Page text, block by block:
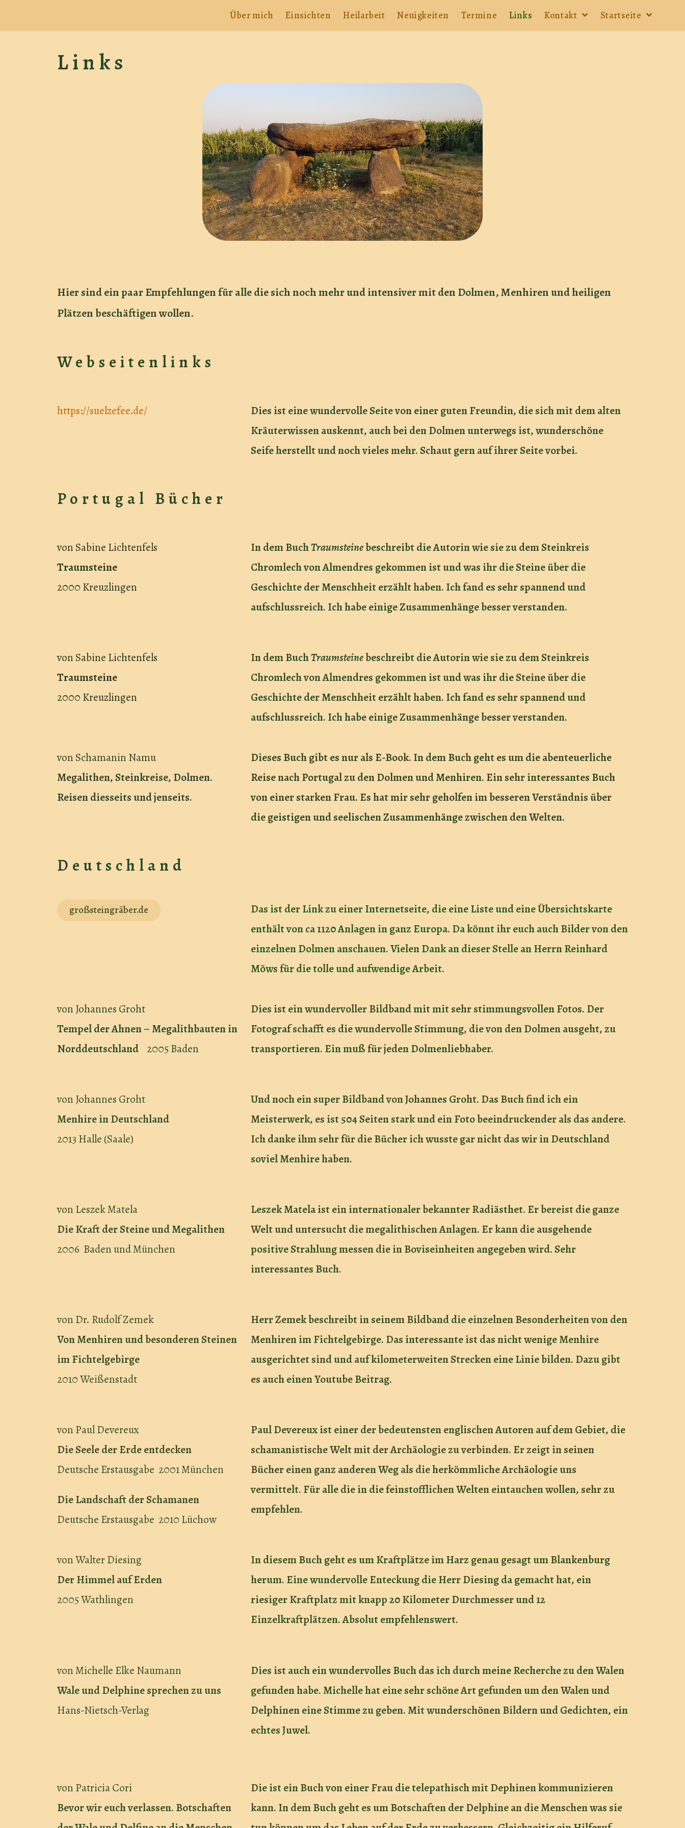
Über mich Einsichten Heilarbeit Neuigkeiten Termine Links Kontakt Startseite
Links
Hier sind ein paar Empfehlungen für alle die sich noch mehr und intensiver mit den Dolmen, Menhiren und heiligen
Plätzen beschäftigen wollen.
Webseitenlinks
https://suelzefee.de/
Dies ist eine wundervolle Seite von einer guten Freundin, die sich mit dem alten
Kräuterwissen auskennt, auch bei den Dolmen unterwegs ist, wunderschöne
Seife herstellt und noch vieles mehr. Schaut gern auf ihrer Seite vorbei.
Portugal Bücher
von Sabine Lichtenfels
Traumsteine
2000 Kreuzlingen
In dem BuchTraumsteinebeschreibt die Autorin wie sie zu dem Steinkreis
Chromlech von Almendres gekommen ist und was ihr die Steine über die
Geschichte der Menschheit erzählt haben. Ich fand es sehr spannend und
aufschlussreich. Ich habe einige Zusammenhänge besser verstanden.
von Sabine Lichtenfels
Traumsteine
2000 Kreuzlingen
In dem BuchTraumsteinebeschreibt die Autorin wie sie zu dem Steinkreis
Chromlech von Almendres gekommen ist und was ihr die Steine über die
Geschichte der Menschheit erzählt haben. Ich fand es sehr spannend und
aufschlussreich. Ich habe einige Zusammenhänge besser verstanden.
von Schamanin Namu
Megalithen, Steinkreise, Dolmen.
Reisen diesseits und jenseits.
Dieses Buch gibt es nur als E-Book. In dem Buch geht es um die abenteuerliche
Reise nach Portugal zu den Dolmen und Menhiren. Ein sehr interessantes Buch
von einer starken Frau. Es hat mir sehr geholfen im besseren Verständnis über
die geistigen und seelischen Zusammenhänge zwischen den Welten.
Deutschland
großsteingräber.de
Das ist der Link zu einer Internetseite, die eine Liste und eine Übersichtskarte
enthält von ca 1120 Anlagen in ganz Europa. Da könnt ihr euch auch Bilder von den
einzelnen Dolmen anschauen. Vielen Dank an dieser Stelle an Herrn Reinhard
Möws für die tolle und aufwendige Arbeit.
von Johannes Groht
Tempel der Ahnen – Megalithbauten in
Norddeutschland 2005 Baden
Dies ist ein wundervoller Bildband mit mit sehr stimmungsvollen Fotos. Der
Fotograf schafft es die wundervolle Stimmung, die von den Dolmen ausgeht, zu
transportieren. Ein muß für jeden Dolmenliebhaber.
von Johannes Groht
Menhire in Deutschland
2013 Halle (Saale)
Und noch ein super Bildband von Johannes Groht. Das Buch find ich ein
Meisterwerk, es ist 504 Seiten stark und ein Foto beeindruckender als das andere.
Ich danke ihm sehr für die Bücher ich wusste gar nicht das wir in Deutschland
soviel Menhire haben.
von Leszek Matela
Die Kraft der Steine und Megalithen
2006 Baden und München
Leszek Matela ist ein internationaler bekannter Radiästhet. Er bereist die ganze
Welt und untersucht die megalithischen Anlagen. Er kann die ausgehende
positive Strahlung messen die in Boviseinheiten angegeben wird. Sehr
interessantes Buch.
von Dr. Rudolf Zemek
Von Menhiren und besonderen Steinen
im Fichtelgebirge
2010 Weißenstadt
Herr Zemek beschreibt in seinem Bildband die einzelnen Besonderheiten von den
Menhiren im Fichtelgebirge. Das interessante ist das nicht wenige Menhire
ausgerichtet sind und auf kilometerweiten Strecken eine Linie bilden. Dazu gibt
es auch einen Youtube Beitrag.
von Paul Devereux
Die Seele der Erde entdecken
Deutsche Erstausgabe 2001 München
Die Landschaft der Schamanen
Deutsche Erstausgabe 2010 Lüchow
Paul Devereux ist einer der bedeutensten englischen Autoren auf dem Gebiet, die
schamanistische Welt mit der Archäologie zu verbinden. Er zeigt in seinen
Bücher einen ganz anderen Weg als die herkömmliche Archäologie uns
vermittelt. Für alle die in die feinstofflichen Welten eintauchen wollen, sehr zu
empfehlen.
von Walter Diesing
Der Himmel auf Erden
2005 Wathlingen
In diesem Buch geht es um Kraftplätze im Harz genau gesagt um Blankenburg
herum. Eine wundervolle Enteckung die Herr Diesing da gemacht hat, ein
riesiger Kraftplatz mit knapp 20 Kilometer Durchmesser und 12
Einzelkraftplätzen. Absolut empfehlenswert.
von Michelle Elke Naumann
Wale und Delphine sprechen zu uns
Hans-Nietsch-Verlag
Dies ist auch ein wundervolles Buch das ich durch meine Recherche zu den Walen
gefunden habe. Michelle hat eine sehr schöne Art gefunden um den Walen und
Delphinen eine Stimme zu geben. Mit wunderschönen Bildern und Gedichten, ein
echtes Juwel.
von Patricia Cori
Bevor wir euch verlassen. Botschaften
Die ist ein Buch von einer Frau die telepathisch mit Dephinen kommunizieren
kann. In dem Buch geht es um Botschaften der Delphine an die Menschen was sie